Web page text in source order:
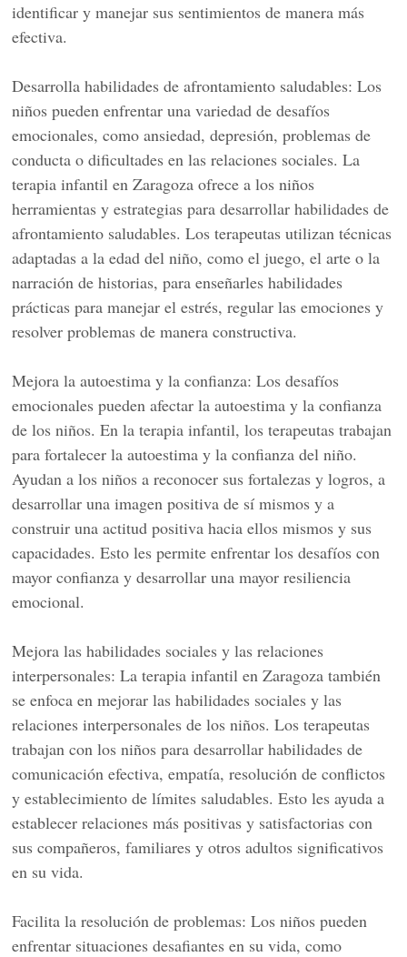
identificar y manejar sus sentimientos de manera más
efectiva.
Desarrolla habilidades de afrontamiento saludables: Los
niños pueden enfrentar una variedad de desafíos
emocionales, como ansiedad, depresión, problemas de
conducta o dificultades en las relaciones sociales. La
terapia infantil en Zaragoza ofrece a los niños
herramientas y estrategias para desarrollar habilidades de
afrontamiento saludables. Los terapeutas utilizan técnicas
adaptadas a la edad del niño, como el juego, el arte o la
narración de historias, para enseñarles habilidades
prácticas para manejar el estrés, regular las emociones y
resolver problemas de manera constructiva.
Mejora la autoestima y la confianza: Los desafíos
emocionales pueden afectar la autoestima y la confianza
de los niños. En la terapia infantil, los terapeutas trabajan
para fortalecer la autoestima y la confianza del niño.
Ayudan a los niños a reconocer sus fortalezas y logros, a
desarrollar una imagen positiva de sí mismos y a
construir una actitud positiva hacia ellos mismos y sus
capacidades. Esto les permite enfrentar los desafíos con
mayor confianza y desarrollar una mayor resiliencia
emocional.
Mejora las habilidades sociales y las relaciones
interpersonales: La terapia infantil en Zaragoza también
se enfoca en mejorar las habilidades sociales y las
relaciones interpersonales de los niños. Los terapeutas
trabajan con los niños para desarrollar habilidades de
comunicación efectiva, empatía, resolución de conflictos
y establecimiento de límites saludables. Esto les ayuda a
establecer relaciones más positivas y satisfactorias con
sus compañeros, familiares y otros adultos significativos
en su vida.
Facilita la resolución de problemas: Los niños pueden
enfrentar situaciones desafiantes en su vida, como